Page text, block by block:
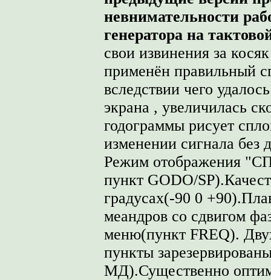
невнимательности
генератора на
свои извинения за
применён правильный
вследствии чего
экрана , увеличилась
годограммы рисует
изменении сигнала без
Режим отображения
пункт GODO/
градусах(-90 0
меандров со сдвигом
меню(пункт FREQ).
пункты
МД).Существенно